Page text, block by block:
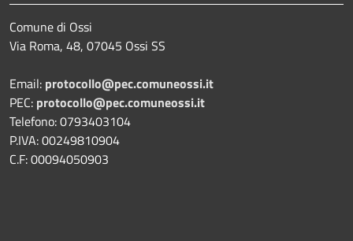
Comune di Ossi
Via Roma, 48, 07045 Ossi SS
Email: protocollo@pec.comuneossi.it
PEC: protocollo@pec.comuneossi.it
Telefono: 0793403104
P.IVA: 00249810904
C.F: 00094050903